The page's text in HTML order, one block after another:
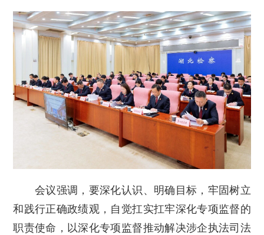
会议强调，要深化认识、明确目标，牢固树立
和践行正确政绩观，自觉扛实扛牢深化专项监督的
职责使命，以深化专项监督推动解决涉企执法司法